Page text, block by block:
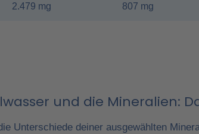
2.479 mg 807 mg
und die Mineralien:
Unterschiede deiner ausgewählten